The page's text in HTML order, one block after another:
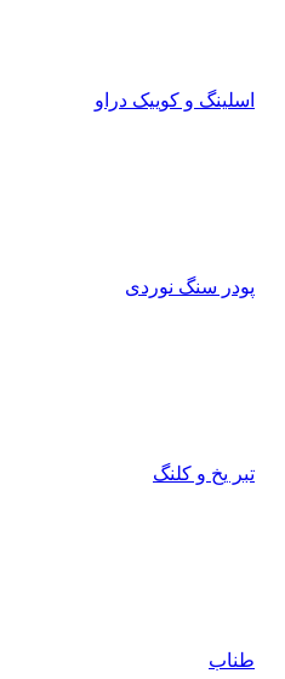
اسلینگ و کوییک دراو
پودر سنگ نوردی
تبر یخ و کلنگ
طناب